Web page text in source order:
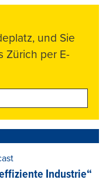
und Sie
Zürich per E-
Industrie“